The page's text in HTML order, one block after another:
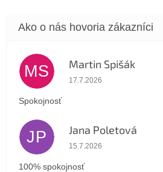
MS Martin Spišák
Hodnotenie obchodu je
17.7.2026
Spokojnosť
JP Jana Poletová
Hodnotenie obchodu je
15.7.2026
100% spokojnosť